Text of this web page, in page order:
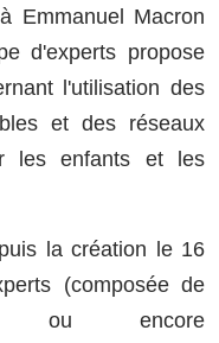
Emmanuel Macron
d'experts propose
l'utilisation des
et des réseaux
les enfants et les
la création le 16
(composée de
ou encore